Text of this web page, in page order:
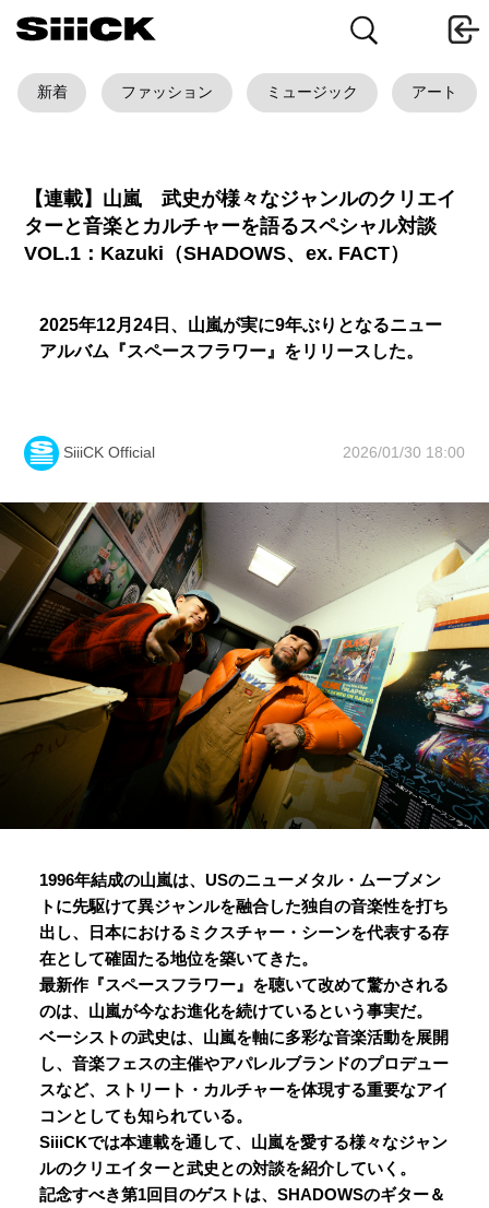
新着 ファッション ミュージック アート
【連載】山嵐 武史が様々なジャンルのクリエイ
ターと音楽とカルチャーを語るスペシャル対談
VOL.1：Kazuki（SHADOWS、ex. FACT）
2025年12月24日、山嵐が実に9年ぶりとなるニュー
アルバム『スペースフラワー』をリリースした。
SiiiCK Official 2026/01/30 18:00
1996年結成の山嵐は、USのニューメタル・ムーブメン
トに先駆けて異ジャンルを融合した独自の音楽性を打ち
出し、日本におけるミクスチャー・シーンを代表する存
在として確固たる地位を築いてきた。
最新作『スペースフラワー』を聴いて改めて驚かされる
のは、山嵐が今なお進化を続けているという事実だ。
ベーシストの武史は、山嵐を軸に多彩な音楽活動を展開
し、音楽フェスの主催やアパレルブランドのプロデュー
スなど、ストリート・カルチャーを体現する重要なアイ
コンとしても知られている。
SiiiCKでは本連載を通して、山嵐を愛する様々なジャン
ルのクリエイターと武史との対談を紹介していく。
記念すべき第1回目のゲストは、SHADOWSのギター＆